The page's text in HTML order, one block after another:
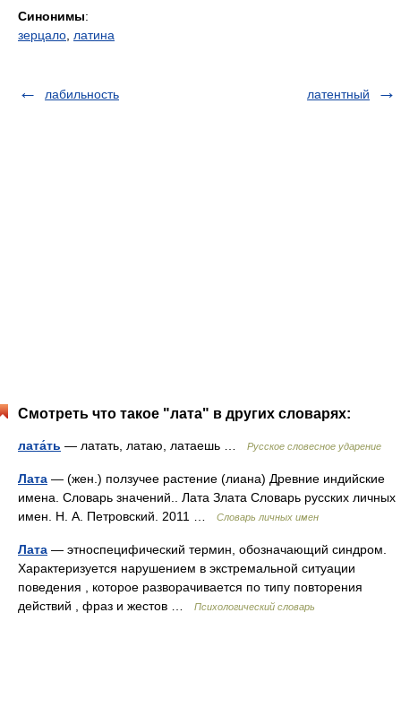
Синонимы:
зерцало латина
лабильность латентный
Смотреть что такое "лата" в других словарях:
лата́ть — латать, латаю, латаешь … Русское словесное ударение
Лата — (жен.) ползучее растение (лиана) Древние индийские
имена. Словарь значений.. Лата Злата Словарь русских личных
имен. Н. А. Петровский. 2011 …
Словарь личных имен
Лата — этноспецифический термин, обозначающий синдром.
Характеризуется нарушением в экстремальной ситуации
поведения , которое разворачивается по типу повторения
действий , фраз и жестов …
Психологический словарь